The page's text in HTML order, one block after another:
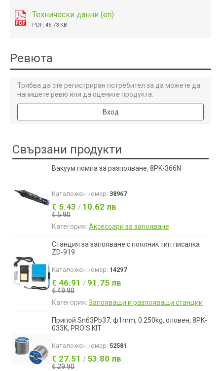
Технически данни (en)
PDF, 46.73 KB
Ревюта
Трябва да сте регистриран потребител за да можете да
напишете ревю или да оцените продукта.
Вход
Свързани продукти
Вакуум помпа за разпояване, 8PK-366N
Каталожен номер: 38967
€ 5.43 / 10.62 лв
€ 5.90
Категория: Аксесоари за запояване
Станция за запояване с поялник тип писалка
ZD-919
Каталожен номер: 14297
€ 46.91 / 91.75 лв
€ 49.90
Категория: Запояващи и разпояващи станции
Припой Sn63Pb37, ф1mm, 0.250kg, оловен, 8PK-
033K, PRO'S KIT
Каталожен номер: 52581
€ 27.51 / 53.80 лв
€ 29.90